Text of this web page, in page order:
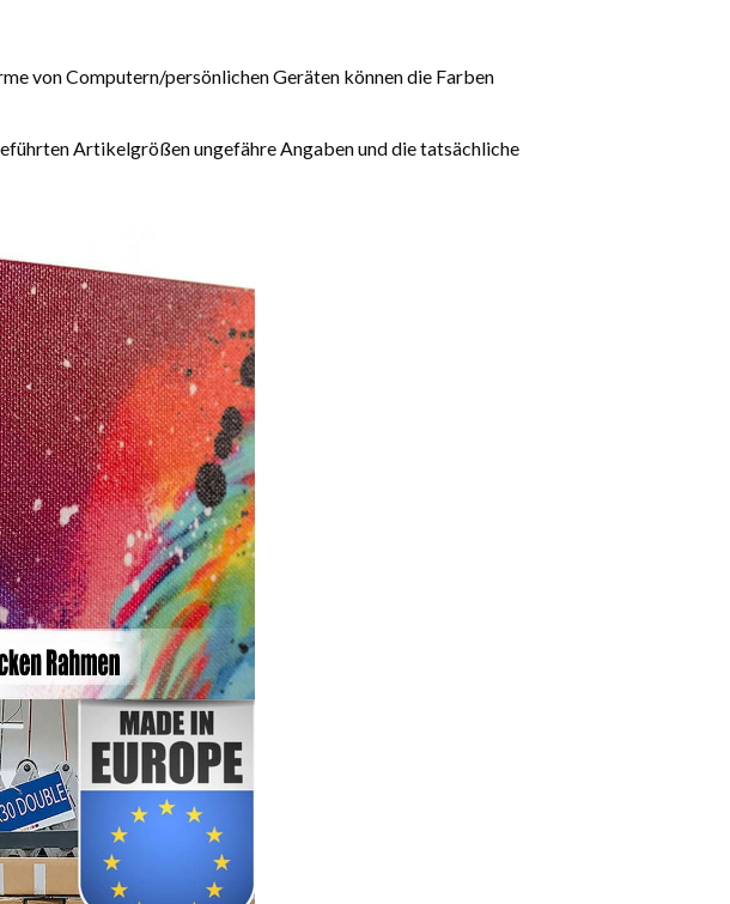
von Computern/persönlichen Geräten können die Farben
Artikelgrößen ungefähre Angaben und die tatsächliche